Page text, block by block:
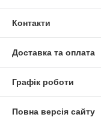
Контакти
Доставка та оплата
Графік роботи
Повна версія сайту